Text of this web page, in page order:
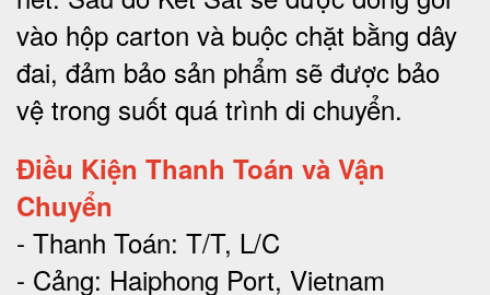
vào hộp carton và buộc chặt bằng dây
đai, đảm bảo sản phẩm sẽ được bảo
vệ trong suốt quá trình di chuyển.
Điều Kiện Thanh Toán và Vận
Chuyển
- Thanh Toán: T/T, L/C
- Cảng: Haiphong Port, Vietnam